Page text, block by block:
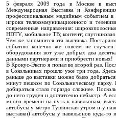
5 февраля 2009 года в Москве в
Международная Выставка и
профессиональным медийным событием
игроки телекоммуникационного и
современные направления:
HDTV, мобильное ТВ; контент; спутниковая
Чем же запомнится эта выставка.
событию конечно же совсем не
оборудования вот уже добрых два
данными партнерами и приобрести новых!
В Крокус-Экспо я попал во второй раз.
в Сокольниках прошло уже три года.
раньше до выставки можно было
минут пешком по Сокольническому
добираться стало гораздо сложнее.
до него труден и достаточно небыстр. А
много времени на путь к павильонам,
автобусы у метро Тушинская утром и у
выставки) автобусы у павильонов куда-